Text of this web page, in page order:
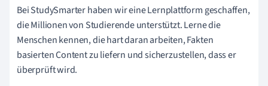
Bei StudySmarter haben wir eine Lernplattform geschaffen,
die Millionen von Studierende unterstützt. Lerne die
Menschen kennen, die hart daran arbeiten, Fakten
basierten Content zu liefern und sicherzustellen, dass er
überprüft wird.